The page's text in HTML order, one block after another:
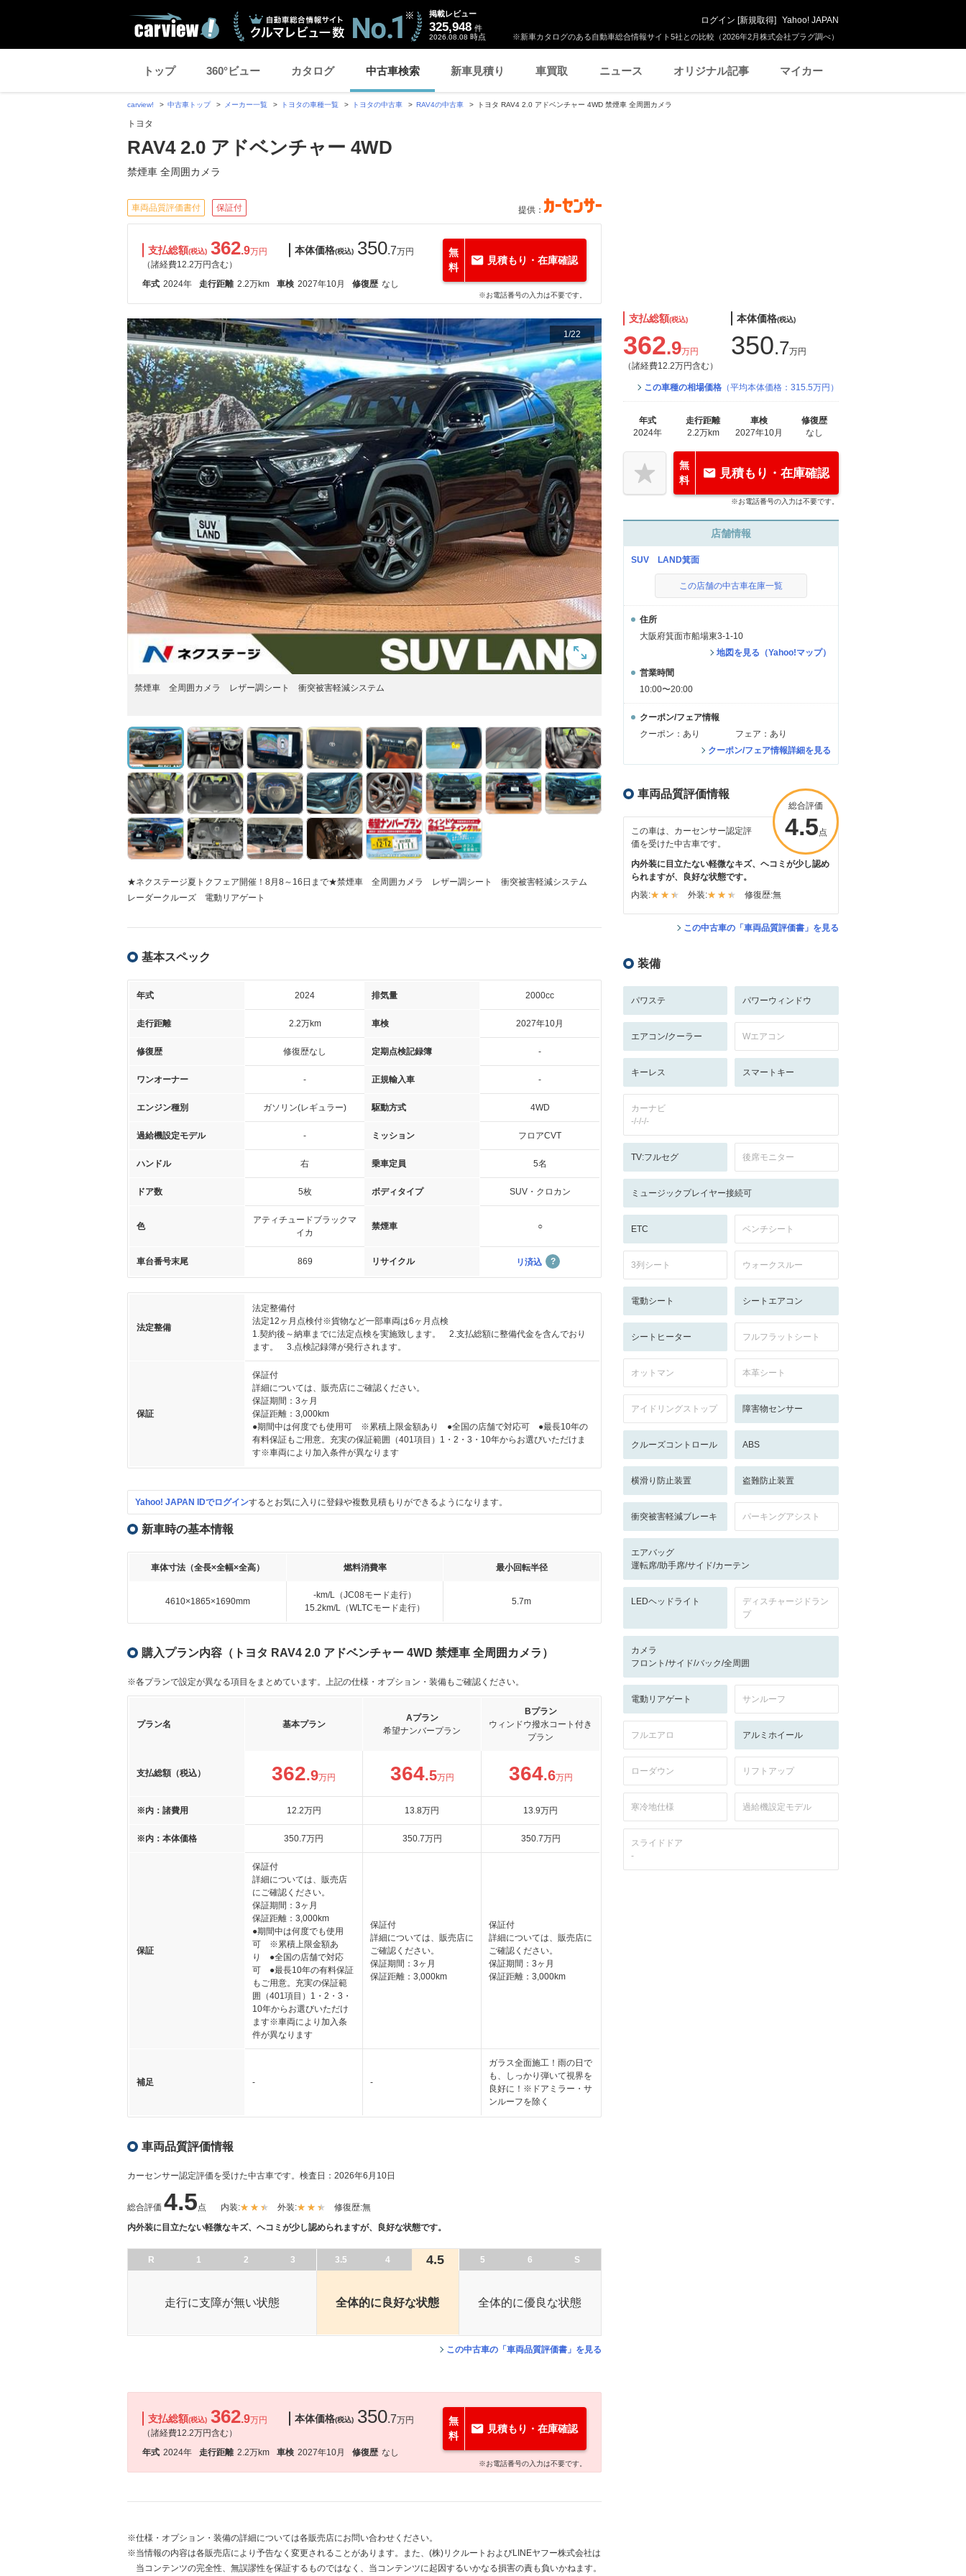
※新車カタログのある自動車総合情報サイト5社との比較（2026年2月株式会社プラグ調べ）
掲載レビュー
325,948 件
2026.08.08 時点
ログイン [新規取得] Yahoo! JAPAN
トップ 360°ビュー カタログ 中古車検索 新車見積り 車買取 ニュース オリジナル記事 マイカー
carview! 中古車トップ メーカー一覧 トヨタの車種一覧 トヨタの中古車 RAV4の中古車 トヨタ RAV4 2.0 アドベンチャー 4WD 禁煙車 全周囲カメラ
トヨタ
RAV4 2.0 アドベンチャー 4WD
禁煙車 全周囲カメラ
車両品質評価書付 保証付 提供：
支払総額(税込) 362.9万円
（諸経費12.2万円含む）
本体価格(税込) 350.7万円
年式 2024年 走行距離 2.2万km 車検 2027年10月 修復歴 なし
無
料
見積もり・在庫確認
※お電話番号の入力は不要です。
1/22
禁煙車 全周囲カメラ レザー調シート 衝突被害軽減システム
★ネクステージ夏トクフェア開催！8月8～16日まで★禁煙車 全周囲カメラ レザー調シート 衝突被害軽減システム
レーダークルーズ 電動リアゲート
基本スペック
年式 2024 排気量 2000cc
走行距離 2.2万km 車検 2027年10月
修復歴 修復歴なし 定期点検記録簿 -
ワンオーナー - 正規輸入車 -
エンジン種別 ガソリン(レギュラー) 駆動方式 4WD
過給機設定モデル - ミッション フロアCVT
ハンドル 右 乗車定員 5名
ドア数 5枚 ボディタイプ SUV・クロカン
色
アティチュードブラックマ
イカ
禁煙車 ○
車台番号末尾 869 リサイクル リ済込
法定整備
法定整備付
法定12ヶ月点検付※貨物など一部車両は6ヶ月点検
1.契約後～納車までに法定点検を実施致します。 2.支払総額に整備代金を含んでおり
ます。 3.点検記録簿が発行されます。
保証
保証付
詳細については、販売店にご確認ください。
保証期間：3ヶ月
保証距離：3,000km
●期間中は何度でも使用可 ※累積上限金額あり ●全国の店舗で対応可 ●最長10年の
有料保証もご用意。充実の保証範囲（401項目）1・2・3・10年からお選びいただけま
す※車両により加入条件が異なります
Yahoo! JAPAN IDでログインするとお気に入りに登録や複数見積もりができるようになります。
新車時の基本情報
車体寸法（全長×全幅×全高） 燃料消費率 最小回転半径
4610×1865×1690mm
-km/L（JC08モード走行）
15.2km/L（WLTCモード走行）
5.7m
購入プラン内容（トヨタ RAV4 2.0 アドベンチャー 4WD 禁煙車 全周囲カメラ）
※各プランで設定が異なる項目をまとめています。上記の仕様・オプション・装備もご確認ください。
プラン名 基本プラン
Aプラン
希望ナンバープラン
Bプラン
ウィンドウ撥水コート付き
プラン
支払総額（税込） 362.9万円 364.5万円 364.6万円
※内：諸費用 12.2万円 13.8万円 13.9万円
※内：本体価格 350.7万円 350.7万円 350.7万円
保証
保証付
詳細については、販売店
にご確認ください。
保証期間：3ヶ月
保証距離：3,000km
●期間中は何度でも使用
可 ※累積上限金額あ
り ●全国の店舗で対応
可 ●最長10年の有料保証
もご用意。充実の保証範
囲（401項目）1・2・3・
10年からお選びいただけ
ます※車両により加入条
件が異なります
保証付
詳細については、販売店に
ご確認ください。
保証期間：3ヶ月
保証距離：3,000km
保証付
詳細については、販売店に
ご確認ください。
保証期間：3ヶ月
保証距離：3,000km
補足 - -
ガラス全面施工！雨の日で
も、しっかり弾いて視界を
良好に！※ドアミラー・サ
ンルーフを除く
車両品質評価情報
カーセンサー認定評価を受けた中古車です。 検査日：2026年6月10日
総合評価 4.5点 内装: 外装: 修復歴:無
内外装に目立たない軽微なキズ、ヘコミが少し認められますが、良好な状態です。
R 1 2 3 3.5 4 4.5 5 6 S
走行に支障が無い状態 全体的に良好な状態 全体的に優良な状態
この中古車の「車両品質評価書」を見る
支払総額(税込) 362.9万円
（諸経費12.2万円含む）
本体価格(税込) 350.7万円
年式 2024年 走行距離 2.2万km 車検 2027年10月 修復歴 なし
無
料
見積もり・在庫確認
※お電話番号の入力は不要です。
※仕様・オプション・装備の詳細については各販売店にお問い合わせください。
※当情報の内容は各販売店により予告なく変更されることがあります。また、(株)リクルートおよびLINEヤフー株式会社は
当コンテンツの完全性、無誤謬性を保証するものではなく、当コンテンツに起因するいかなる損害の責も負いかねます。
支払総額(税込)
362.9万円
（諸経費12.2万円含む）
本体価格(税込)
350.7万円
この車種の相場価格 （平均本体価格：315.5万円）
年式
2024年
走行距離
2.2万km
車検
2027年10月
修復歴
なし
無
料
見積もり・在庫確認
※お電話番号の入力は不要です。
店舗情報
SUV LAND箕面
この店舗の中古車在庫一覧
住所
大阪府箕面市船場東3-1-10
地図を見る（Yahoo!マップ）
営業時間
10:00〜20:00
クーポン/フェア情報
クーポン：あり
フェア：あり
クーポン/フェア情報詳細を見る
車両品質評価情報
総合評価
4.5点
この車は、カーセンサー認定評
価を受けた中古車です。
内外装に目立たない軽微なキズ、ヘコミが少し認め
られますが、良好な状態です。
内装:
外装: 修復歴:無
この中古車の「車両品質評価書」を見る
装備
パワステ パワーウィンドウ
エアコン/クーラー Wエアコン
キーレス スマートキー
カーナビ
-/-/-/-
TV:フルセグ 後席モニター
ミュージックプレイヤー接続可
ETC ベンチシート
3列シート ウォークスルー
電動シート シートエアコン
シートヒーター フルフラットシート
オットマン 本革シート
アイドリングストップ 障害物センサー
クルーズコントロール ABS
横滑り防止装置 盗難防止装置
衝突被害軽減ブレーキ パーキングアシスト
エアバッグ
運転席/助手席/サイド/カーテン
LEDヘッドライト
ディスチャージドラン
プ
カメラ
フロント/サイド/バック/全周囲
電動リアゲート サンルーフ
フルエアロ アルミホイール
ローダウン リフトアップ
寒冷地仕様 過給機設定モデル
スライドドア
-